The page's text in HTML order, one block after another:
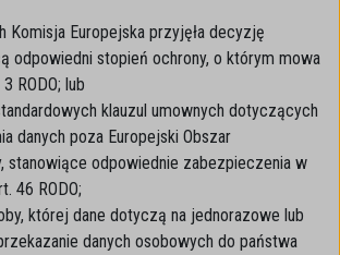
Komisja Europejska przyjęła decyzję
odpowiedni stopień ochrony, o którym mowa
RODO; lub
klauzul umownych dotyczących
danych poza Europejski Obszar
stanowiące odpowiednie zabezpieczenia w
46 RODO;
której dane dotyczą na jednorazowe lub
danych osobowych do państwa